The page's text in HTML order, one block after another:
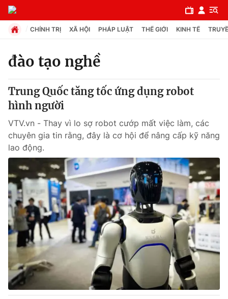
Chuyên mục
Chính trị
Xã hội
Pháp luật
Y tế
Thế giới
Tin tức
Thế giới đó đây
Câu chuyện quốc tế
Kinh tế
Tài chính
Thị trường
Dữ liệu và đời sống
CHÍNH TRỊ XÃ HỘI PHÁP LUẬT THẾ GIỚI KINH TẾ
đào tạo nghề
Trung Quốc tăng tốc ứng dụng robot
hình người
VTV.vn - Thay vì lo sợ robot cướp mất việc làm, các
chuyên gia tin rằng, đây là cơ hội để nâng cấp kỹ năng
lao động.